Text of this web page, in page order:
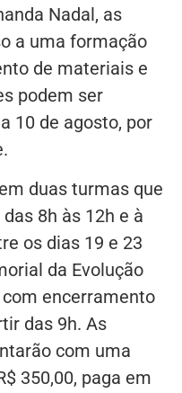
Nadal, as
a uma formação
de materiais e
podem ser
10 de agosto, por
duas turmas que
8h às 12h e à
os dias 19 e 23
da Evolução
encerramento
das 9h. As
com uma
350,00, paga em